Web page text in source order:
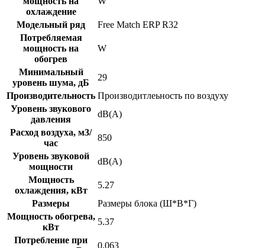
охлаждение
Модельный ряд
Free Match ERP R32
Потребляемая
мощность на
обогрев
W
Минимальный
уровень шума, дБ
29
Производительность Производитлеьность по воздуху
Уровень звукового
давления
dB(A)
Расход воздуха, м3/
час
850
Уровень звуковой
мощности
dB(A)
Мощность
охлаждения, кВт
5.27
Размеры
Размеры блока (Ш*В*Г)
Мощность обогрева,
кВт
5.37
Потребление при
0.063